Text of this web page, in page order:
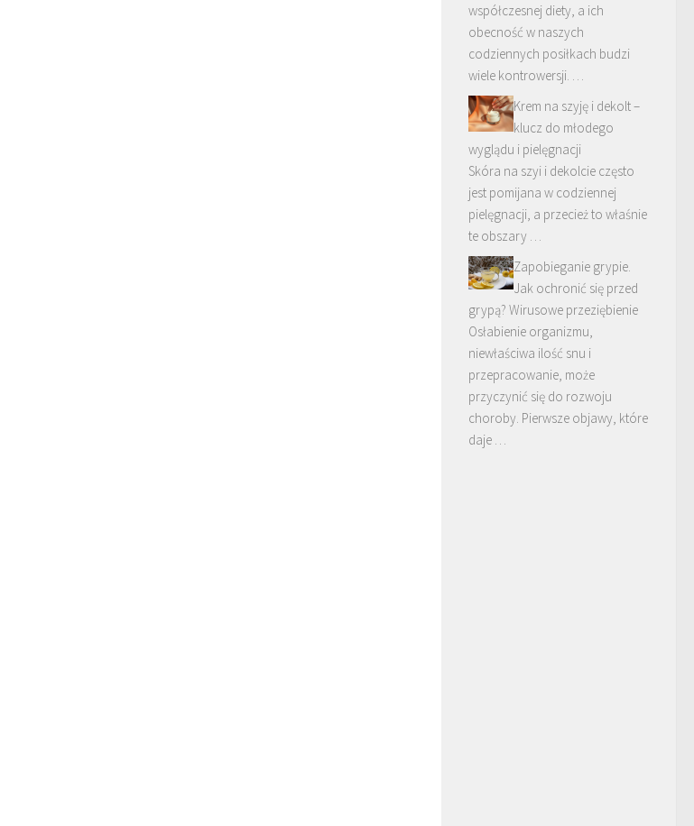
współczesnej diety, a ich
obecność w naszych
codziennych posiłkach budzi
wiele kontrowersji. …
Krem na szyję i dekolt –
klucz do młodego
wyglądu i pielęgnacji
Skóra na szyi i dekolcie często
jest pomijana w codziennej
pielęgnacji, a przecież to właśnie
te obszary …
Zapobieganie grypie.
Jak ochronić się przed
grypą? Wirusowe przeziębienie
Osłabienie organizmu,
niewłaściwa ilość snu i
przepracowanie, może
przyczynić się do rozwoju
choroby. Pierwsze objawy, które
daje …